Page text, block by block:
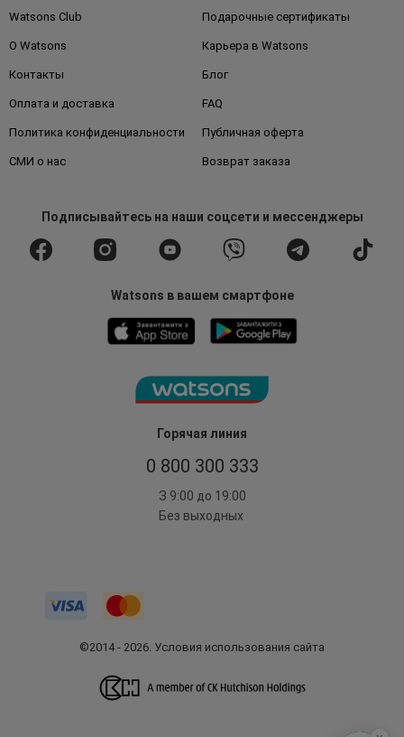
Горячая линия
0 800 300 333
З 9:00 до 19:00
Без выходных
Watsons Club Подарочные сертификаты
О Watsons Карьера в Watsons
Контакты Блог
Оплата и доставка FAQ
Политика конфиденциальности Публичная оферта
СМИ о нас Возврат заказа
Подписывайтесьна наши соцсети и мессенджеры
Watsons в вашем смартфоне
©2014 - 2026. Условия использования сайта